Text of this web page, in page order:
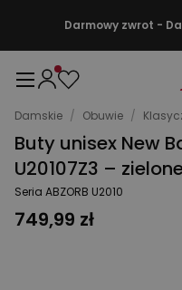
Darmowy zwrot -
Damskie / Obuwie /
Buty unisex New
U20107Z3 –
Seria ABZORB U2010
749,99 zł